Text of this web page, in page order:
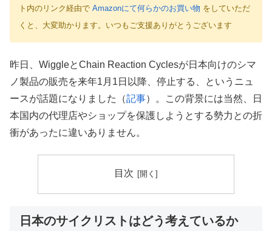
ト内のリンク経由で Amazonにて何らかのお買い物 をしていただ
くと、大変助かります。いつもご支援ありがとうございます
昨日、WiggleとChain Reaction Cyclesが日本向けのシマ
ノ製品の販売を来年1月1日以降、停止する、というニュ
ースが話題になりました（記事）。この背景には当然、日
本国内の代理店やショップを保護しようとする勢力との折
衝があったに違いありません。
目次
日本のサイクリストはどう考えているか